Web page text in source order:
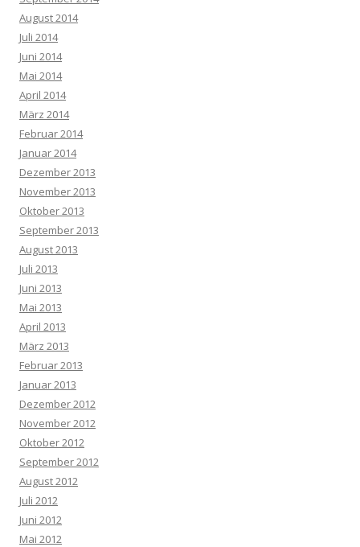
August 2014
Juli 2014
Juni 2014
Mai 2014
April 2014
März 2014
Februar 2014
Januar 2014
Dezember 2013
November 2013
Oktober 2013
September 2013
August 2013
Juli 2013
Juni 2013
Mai 2013
April 2013
März 2013
Februar 2013
Januar 2013
Dezember 2012
November 2012
Oktober 2012
September 2012
August 2012
Juli 2012
Juni 2012
Mai 2012